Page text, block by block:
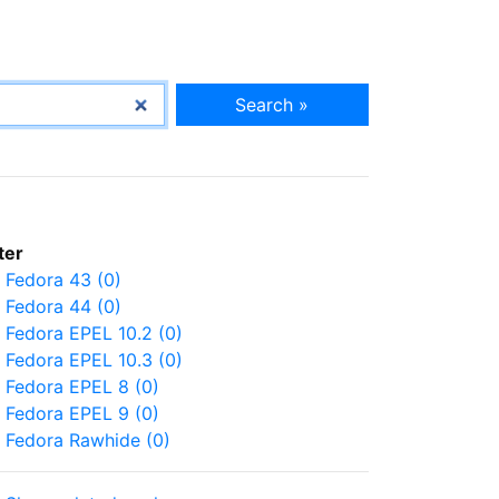
Search »
Fedora 43 (0)
Fedora 44 (0)
Fedora EPEL 10.2 (0)
Fedora EPEL 10.3 (0)
Fedora EPEL 8 (0)
Fedora EPEL 9 (0)
Fedora Rawhide (0)